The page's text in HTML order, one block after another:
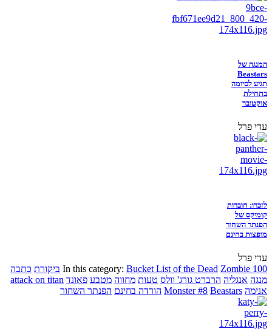
המנגה של
Beastars
תגיע לסיומה
בתחילת
אוקטובר
עדי פרל
לזכרו: חוברות
קומיקס של
הפנתר השחור
מופצות בחינם
עדי פרל
In this category: Bucket List of the Dead Zombie 100 ביקורת כתבה
מנגה אנגליה הרברט גורג' וולס טעות מחווה מטבע פאונד attack on titan
אנימה
Monster #8 Beastars הורדה בחינם הפנתר השחור